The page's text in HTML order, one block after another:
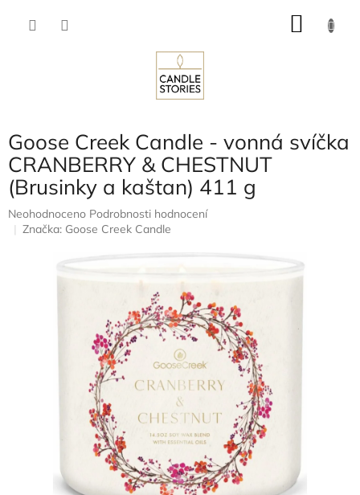
Goose Creek Candle - vonná svíčka
CRANBERRY & CHESTNUT
(Brusinky a kaštan) 411 g
Průměrné
hodnocení
Neohodnoceno Podrobnosti hodnocení
Značka: Goose Creek Candle